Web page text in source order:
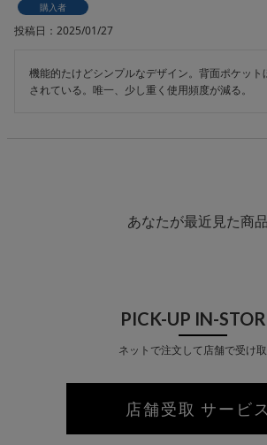
購入者
投稿日 2025/01/27
機能的たけどシンプルなデザイン。背面ポケッ
されている。唯一、少し重く使用頻度が減る。
あなたが最近見た商品
PICK-UP IN-
ネットで注文して店舗で受け取
店舗受取 サービス